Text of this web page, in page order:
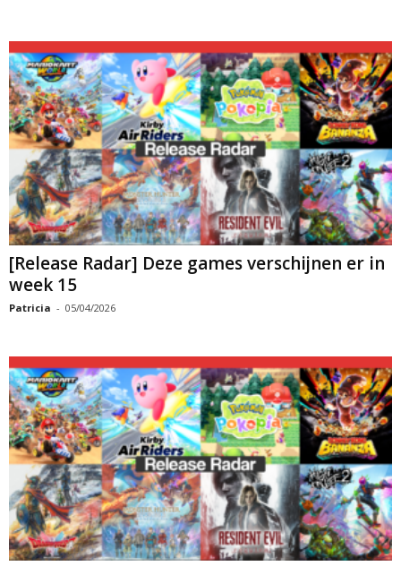
[Release Radar] Deze games verschijnen er in
week 15
Patricia - 05/04/2026